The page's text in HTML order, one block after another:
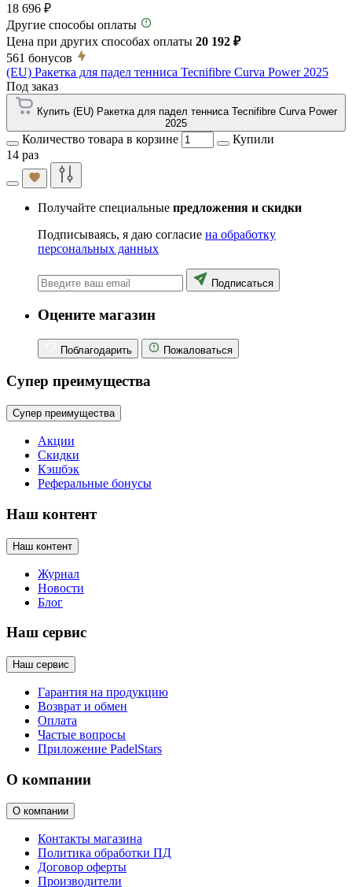
18 696 ₽
Другие способы оплаты
Цена при других способах оплаты 20 192 ₽
561 бонусов
(EU) Ракетка для падел тенниса Tecnifibre Curva Power 2025
Под заказ
Купить (EU) Ракетка для падел тенниса Tecnifibre Curva Power
2025
Количество товара в корзине
Купили
14 раз
Получайте специальные предложения и скидки
Подписываясь, я даю согласие на обработку
персональных данных
Подписаться
Оцените магазин
Поблагодарить Пожаловаться
Супер преимущества
Супер преимущества
Акции
Скидки
Кэшбэк
Реферальные бонусы
Наш контент
Наш контент
Журнал
Новости
Блог
Наш сервис
Наш сервис
Гарантия на продукцию
Возврат и обмен
Оплата
Частые вопросы
Приложение PadelStars
О компании
О компании
Контакты магазина
Политика обработки ПД
Договор оферты
Производители